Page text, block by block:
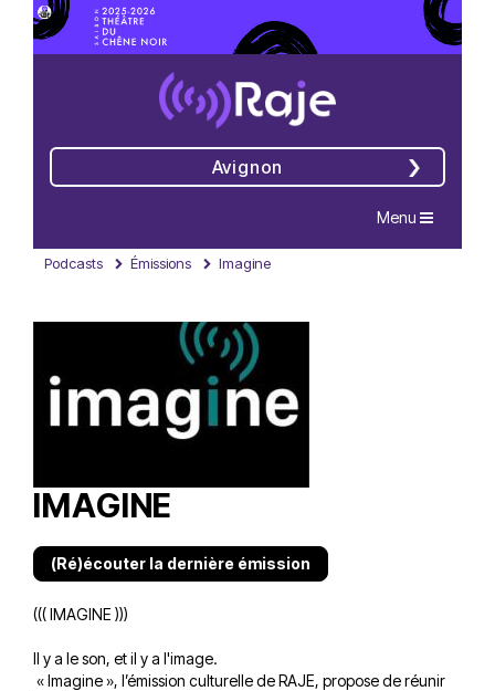
Avignon
Navigation
Menu
Podcasts Émissions Imagine
IMAGINE
(Ré)écouter la dernière émission
((( IMAGINE )))
Il y a le son, et il y a l'image.
« Imagine », l’émission culturelle de RAJE, propose de réunir